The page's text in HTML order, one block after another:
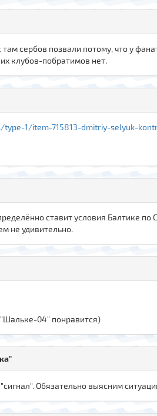
сербов позвали потому, что у
клубов-побратимов нет.
1/item-715813-dmitriy-selyuk-
ставит условия Балтике по
не удивительно.
04" понравится)
Обязательно выясним